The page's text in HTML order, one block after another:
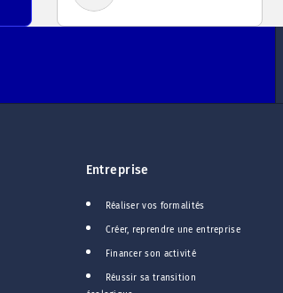
Entreprise
Réaliser vos formalités
Créer, reprendre une entreprise
Financer son activité
Réussir sa transition